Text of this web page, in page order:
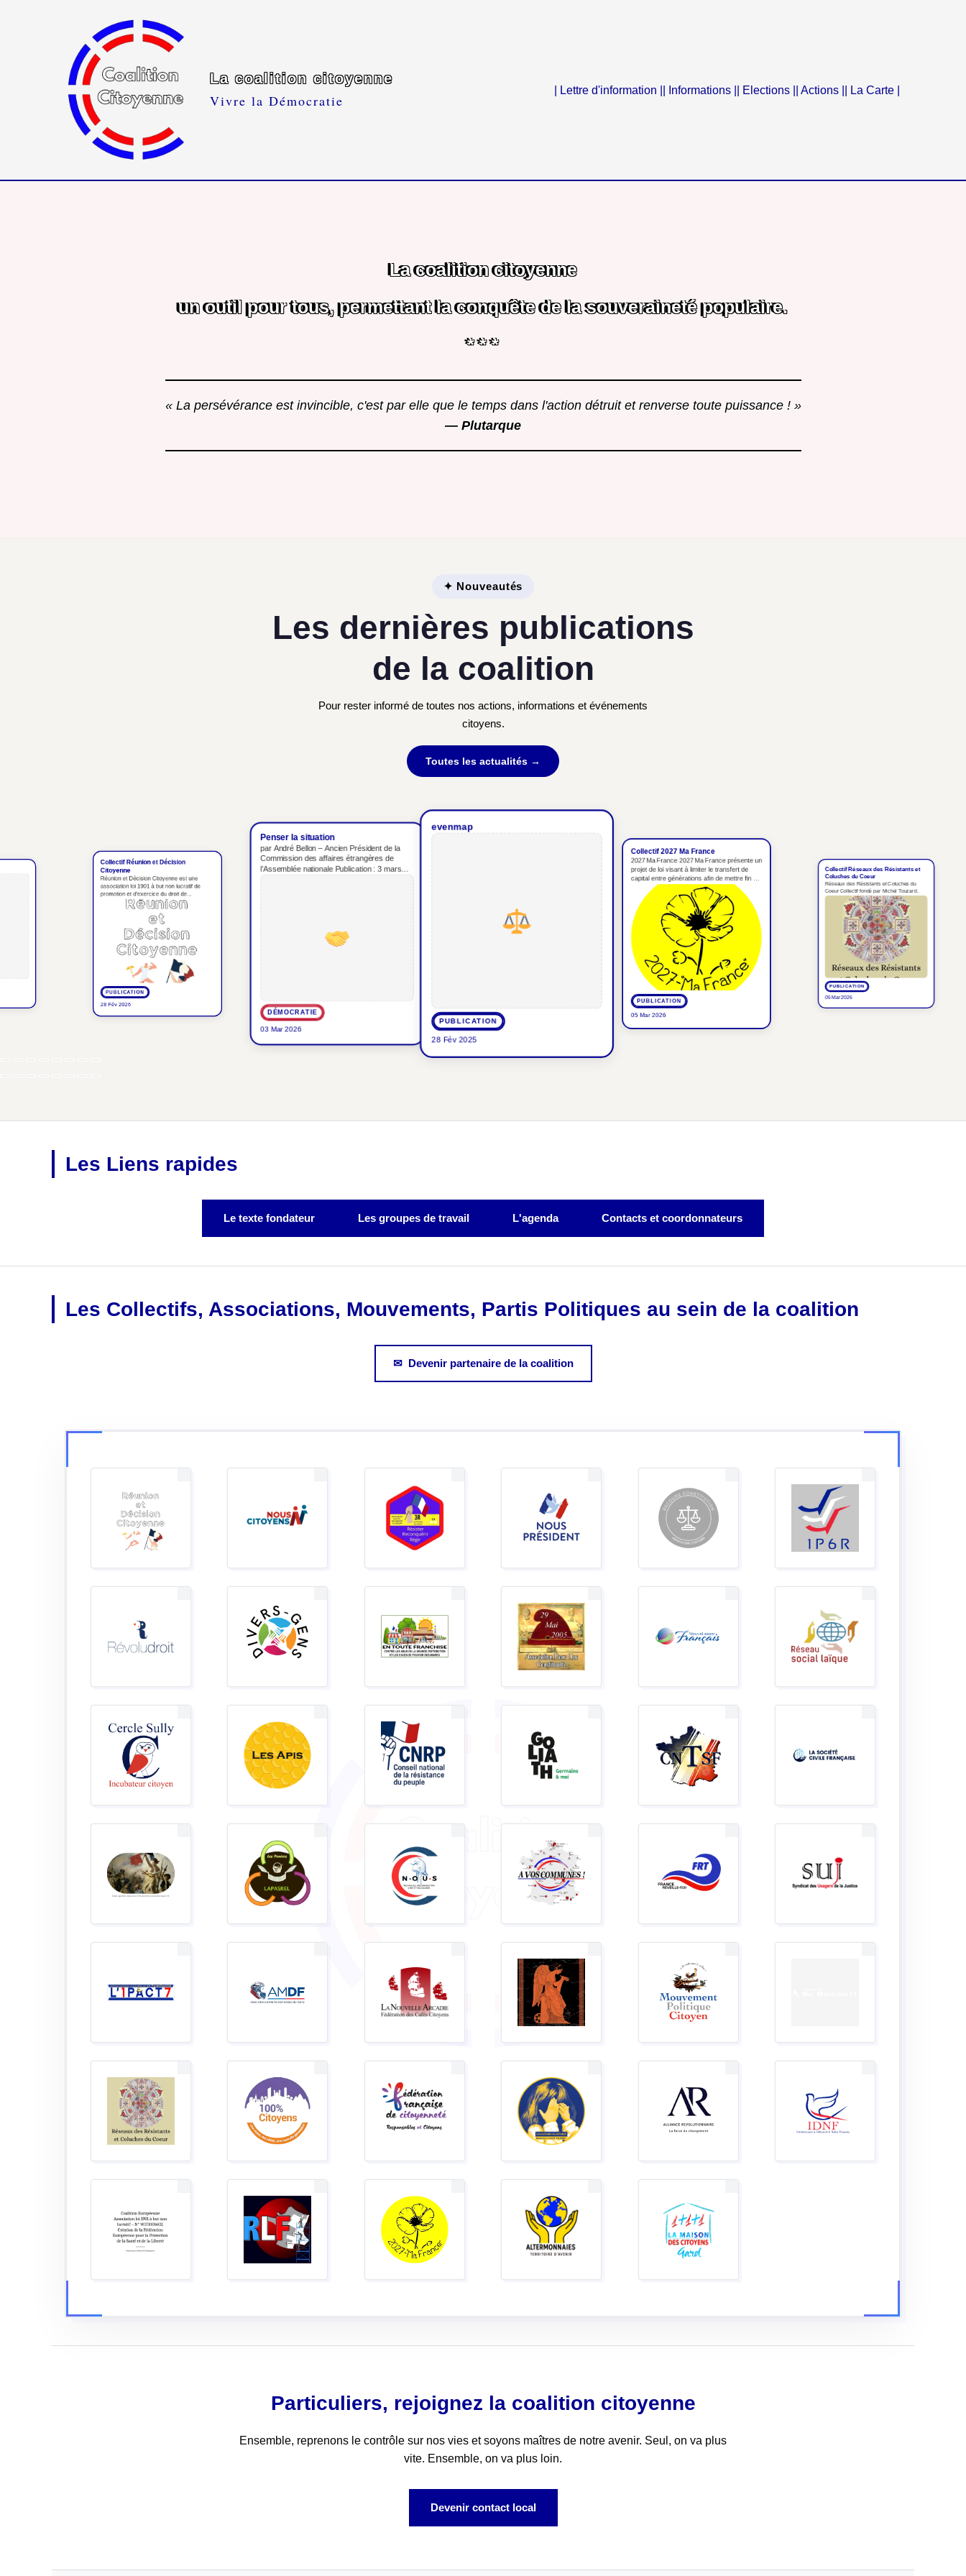
La coalition citoyenne
Vivre la Démocratie
| Lettre d'information | | Informations | | Elections | | Actions | | La Carte |
La coalition citoyenne
un outil pour tous, permettant la conquête de la souveraineté populaire.
* * *
« La persévérance est invincible, c'est par elle que le temps dans l'action détruit et renverse toute puissance ! »
— Plutarque
✦ Nouveautés
Les dernières publications
de la coalition
Pour rester informé de toutes nos actions, informations et événements
citoyens.
Toutes les actualités →
Collectif Réunion et Décision
Citoyenne
Réunion et Décision Citoyenne est une
association loi 1901 à but non lucratif de
promotion et d’exercice du droit de...
PUBLICATION
28 Fév 2026
Penser la situation
par André Bellon – Ancien Président de la
Commission des affaires étrangères de
l’Assemblée nationale Publication : 3 mars
DÉMOCRATIE
03 Mar 2026
evenmap
PUBLICATION
28 Fév 2025
Collectif 2027 Ma France
2027 Ma France 2027 Ma France présente un
projet de loi visant à limiter le transfert de
capital entre générations afin de mettre fin à
la domination oligarchique....
PUBLICATION
05 Mar 2026
Collectif Réseaux des Résistants et
Coluches du Coeur
Réseaux des Résistants et Coluches du
Coeur Collectif fondé par Michel Touzard.
PUBLICATION
05 Mar 2026
Les Liens rapides
Le texte fondateur Les groupes de travail L'agenda Contacts et coordonnateurs
Les Collectifs, Associations, Mouvements, Partis Politiques au sein de la coalition
✉ Devenir partenaire de la coalition
Particuliers, rejoignez la coalition citoyenne
Ensemble, reprenons le contrôle sur nos vies et soyons maîtres de notre avenir. Seul, on va plus
vite. Ensemble, on va plus loin.
Devenir contact local